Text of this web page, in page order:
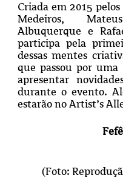
Criada em 2015
Medeiros,
Albuquerque e
participa pela
dessas mentes
que passou por
apresentar
durante o evento.
estarão no Artist’s
(Foto: